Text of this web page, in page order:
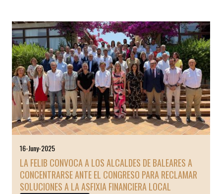
16-Juny-2025
LA FELIB CONVOCA A LOS ALCALDES DE BALEARES A
CONCENTRARSE ANTE EL CONGRESO PARA RECLAMAR
SOLUCIONES A LA ASFIXIA FINANCIERA LOCAL